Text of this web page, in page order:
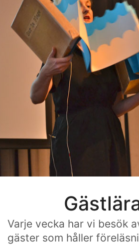
Varje vecka har vi besök
gäster som håller